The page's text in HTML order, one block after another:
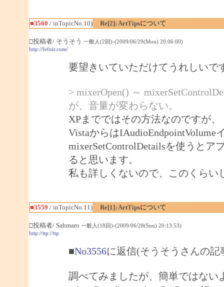
■3560 / inTopicNo.10) Re[2]: ArtTipsについて
□投稿者/ そうそう 一般人(2回)-(2009/06/29(Mon) 20:06:00)
http://fefnir.com/
要望きいていただけてうれしいで
> mixerOpen() ～
が、音量が変わらない。
XPまでではその方法なのですが、
Vistaからは
mixerSetControlDetailsを使うとア
ると思います。
私も詳しくないので、このくらい
■3559 / inTopicNo.11) Re[1]: ArtTipsについて
□投稿者/ Sahmaro 一般人(18回)-(2009/06/28(Sun) 20:13:53)
http://ttp://ttp
■No3556に返信(そうそうさんの記
調べてみましたが、簡単ではない